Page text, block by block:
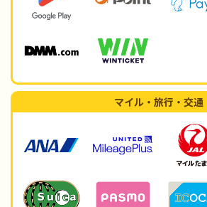
マイル・旅行・交通